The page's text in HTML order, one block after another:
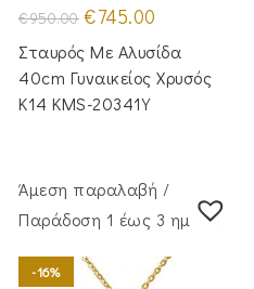
€950.00 Original
price
was:
€950.00.
€745.00
τιμή
είναι:
€745.00.
Σταυρός Με Αλυσίδα
40cm Γυναικείος Χρυσός
Κ14 KMS-20341Y
Άμεση παραλαβή /
Παράδoση 1 έως 3 ημέρες
-16%